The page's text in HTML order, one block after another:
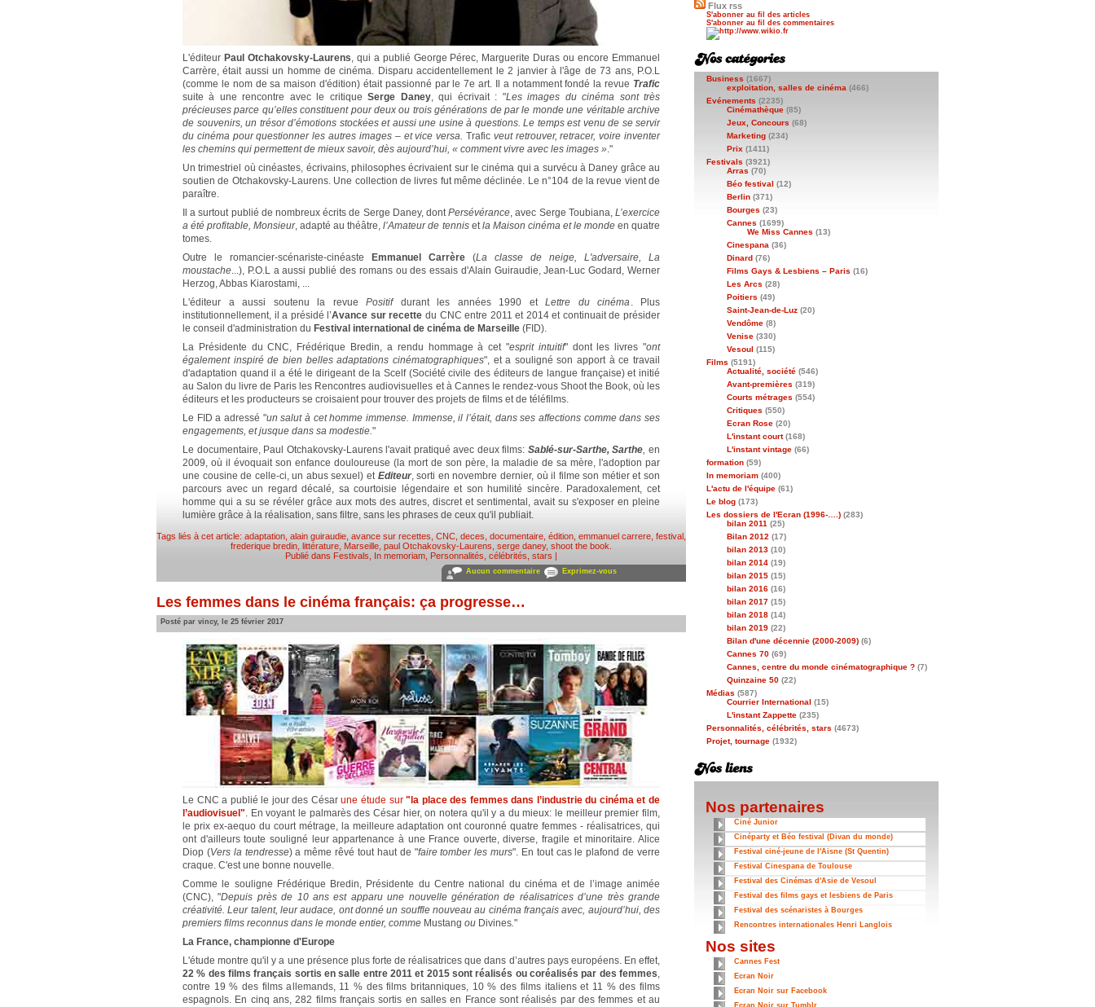
L'éditeur Paul Otchakovsky-Laurens, qui a publié George Pérec, Marguerite Duras ou encore Emmanuel
Carrère, était aussi un homme de cinéma. Disparu accidentellement le 2 janvier à l'âge de 73 ans, P.O.L
(comme le nom de sa maison d'édition) était passionné par le 7e art. Il a notamment fondé la revue Trafic
suite à une rencontre avec le critiqueSerge Daney, qui écrivait : "Les images du cinéma sont très
précieuses parce qu’elles constituent pour deux ou trois générations de par le monde une véritable archive
de souvenirs, un trésor d’émotions stockées et aussi une usine à questions. Le temps est venu de se servir
du cinéma pour questionner les autres images – et vice versa. Trafic veut retrouver, retracer, voire inventer
les chemins qui permettent de mieux savoir, dès aujourd’hui, « comment vivre avec les images »."
Un trimestriel où cinéastes, écrivains, philosophes écrivaient sur le cinéma qui a survécu à Daney grâce au
soutien de Otchakovsky-Laurens. Une collection de livres fut même déclinée. Le n°104 de la revue vient de
paraître.
Il a surtout publié de nombreux écrits de Serge Daney, dontPersévérance, avec Serge Toubiana,L’exercice
a été profitable, Monsieur, adapté au théâtre,l’Amateur de tennisetla Maison cinéma et le mondeen quatre
tomes.
Outre le romancier-scénariste-cinéaste
Emmanuel Carrère (La classe de neige, L'adversaire, La
moustache...), P.O.L a aussi publié des romans ou des essais d'Alain Guiraudie, Jean-Luc Godard, Werner
Herzog, Abbas Kiarostami, ...
L'éditeur a aussi soutenu la revuePositif durant les années 1990 etLettre du cinéma. Plus
institutionnellement, il a présidé l’Avance sur recette du CNC entre 2011 et 2014 et continuait de présider
le conseil d'administration du Festival international de cinéma de Marseille (FID).
La Présidente du CNC, Frédérique Bredin, a rendu hommage à cet "esprit intuitif" dont les livres "ont
également inspiré de bien belles adaptations cinématographiques", et a souligné son apport à ce travail
d'adaptation quand il a été le dirigeant de la Scelf (Société civile des éditeurs de langue française) et initié
au Salon du livre de Paris les Rencontres audiovisuelles et à Cannes le rendez-vous Shoot the Book, où les
éditeurs et les producteurs se croisaient pour trouver des projets de films et de téléfilms.
Le FID a adressé "un salut à cet homme immense. Immense, il l’était, dans ses affections comme dans ses
engagements, et jusque dans sa modestie."
Le documentaire, Paul Otchakovsky-Laurens l'avait pratiqué avec deux films: Sablé-sur-Sarthe, Sarthe, en
2009, où il évoquait son enfance douloureuse (la mort de son père, la maladie de sa mère, l'adoption par
une cousine de celle-ci, un abus sexuel) et Editeur, sorti en novembre dernier, où il filme son métier et son
parcours avec un regard décalé, sa courtoisie légendaire et son humilité sincère. Paradoxalement, cet
homme qui a su se révéler grâce aux mots des autres, discret et sentimental, avait su s'exposer en pleine
lumière grâce à la réalisation, sans filtre, sans les phrases de ceux qu'il publiait.
Tags liés à cet article: adaptation alain guiraudie avance sur recettes CNC deces documentaire édition emmanuel carrere festival
frederique bredin littérature Marseille paul Otchakovsky-Laurens serge daney, shoot the book
Publié dans Festivals In memoriam Personnalités, célébrités, stars |
Aucun commentaire Exprimez-vous
Les femmes dans le cinéma français: ça progresse…
Posté par vincy, le 25 février 2017
Le CNC a publié le jour des Césarune étude sur"la place des femmes dans l’industrie du cinéma et de
l’audiovisuel". En voyant le palmarès des César hier, on notera qu'il y a du mieux: le meilleur premier film,
le prix ex-aequo du court métrage, la meilleure adaptation ont couronné quatre femmes - réalisatrices, qui
ont d'ailleurs toute souligné leur appartenance à une France ouverte, diverse, fragile et minoritaire. Alice
Diop (Vers la tendresse) a même rêvé tout haut de "faire tomber les murs". En tout cas le plafond de verre
craque. C'est une bonne nouvelle.
Comme le souligne Frédérique Bredin, Présidente du Centre national du cinéma et de l’image animée
(CNC), "Depuis près de 10 ans est apparu une nouvelle génération de réalisatrices d’une très grande
créativité. Leur talent, leur audace, ont donné un souffle nouveau au cinéma français avec, aujourd’hui, des
premiers films reconnus dans le monde entier, comme Mustang ou Divines."
La France, championne d'Europe
L'étude montre qu'il y a une présence plus forte de réalisatrices que dans d’autres pays européens. En effet,
22 % des films français sortis en salle entre 2011 et 2015 sont réalisés ou coréalisés par des femmes,
contre 19 % des films allemands, 11 % des films britanniques, 10 % des films italiens et 11 % des films
espagnols. En cinq ans, 282 films français sortis en salles en France sont réalisés par des femmes et au
Flux rss
S'abonner au fil des articles
S'abonner au fil des commentaires
Business (1667)
exploitation, salles de cinéma (466)
Evénements (2235)
Cinémathèque (85)
Jeux, Concours (68)
Marketing (234)
Prix (1411)
Festivals (3921)
Arras (70)
Béo festival (12)
Berlin (371)
Bourges (23)
Cannes (1699)
We Miss Cannes (13)
Cinespana (36)
Dinard (76)
Films Gays & Lesbiens – Paris (16)
Les Arcs (28)
Poitiers (49)
Saint-Jean-de-Luz (20)
Vendôme (8)
Venise (330)
Vesoul (115)
Films (5191)
Actualité, société (546)
Avant-premières (319)
Courts métrages (554)
Critiques (550)
Ecran Rose (20)
L'instant court(168)
L'instant vintage (66)
formation (59)
In memoriam (400)
L'actu de l'équipe (61)
Le blog (173)
Les dossiers de l'Ecran (1996-….) (283)
bilan 2011 (25)
Bilan 2012 (17)
bilan 2013 (10)
bilan 2014 (19)
bilan 2015 (15)
bilan 2016 (16)
bilan 2017 (15)
bilan 2018 (14)
bilan 2019 (22)
Bilan d'une décennie (2000-2009) (6)
Cannes 70 (69)
Cannes, centre du monde cinématographique ? (7)
Quinzaine 50 (22)
Médias (587)
Courrier International (15)
L'instant Zappette (235)
Personnalités, célébrités, stars (4673)
Projet, tournage (1932)
Nos partenaires
Ciné Junior
Cinéparty et Béo festival (Divan du monde)
Festival ciné-jeune de l'Aisne (St Quentin)
Festival Cinespana de Toulouse
Festival des Cinémas d'Asie de Vesoul
Festival des films gays et lesbiens de Paris
Festival des scénaristes à Bourges
Rencontres internationales Henri Langlois
Nos sites
Cannes Fest
Ecran Noir
Ecran Noir sur Facebook
Ecran Noir sur Tumblr